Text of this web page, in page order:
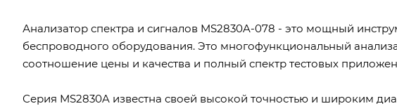
Анализатор спектра и сигналов MS2830A-078 - это мощный
беспроводного оборудования. Это многофункциональный
соотношение цены и качества и полный спектр тестовых
Серия MS2830A известна своей высокой точностью и широким